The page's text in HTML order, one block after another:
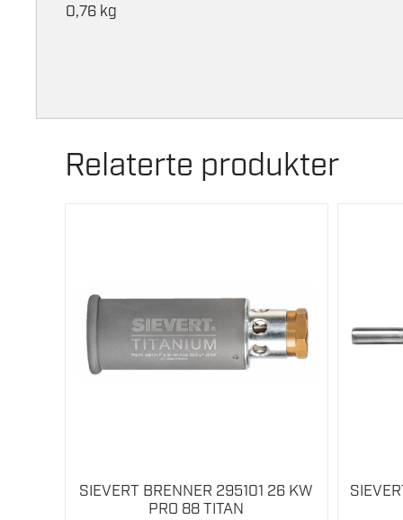
0,76 kg
Relaterte produkter
SIEVERT BRENNER 295101 26 KW
PRO 88 TITAN